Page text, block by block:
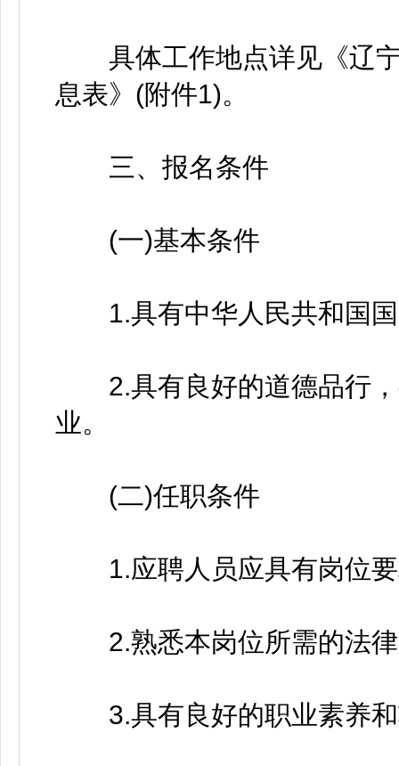
具体工作地点详见《辽宁
息表》(附件1)。
三、报名条件
(一)基本条件
1.具有中华人民共和国国
2.具有良好的道德品行，
业。
(二)任职条件
1.应聘人员应具有岗位要
2.熟悉本岗位所需的法律
3.具有良好的职业素养和